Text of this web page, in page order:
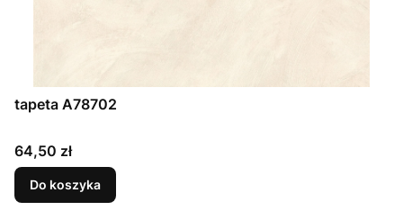
tapeta A78702
Cena
64,50 zł
Do koszyka